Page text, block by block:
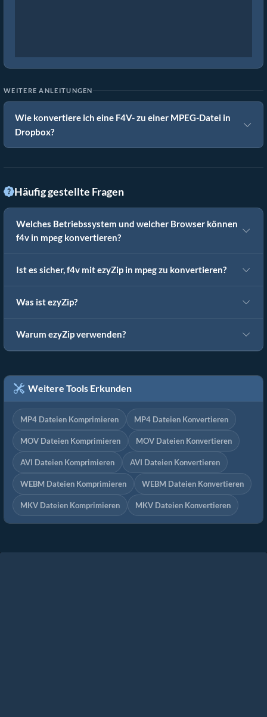
WEITERE ANLEITUNGEN
Wie konvertiere ich eine F4V- zu einer MPEG-Datei in
Dropbox?
Häufig gestellte Fragen
Welches Betriebssystem und welcher Browser können
f4v in mpeg konvertieren?
Ist es sicher, f4v mit ezyZip in mpeg zu konvertieren?
Was ist ezyZip?
Warum ezyZip verwenden?
Weitere Tools Erkunden
MP4 Dateien Komprimieren MP4 Dateien Konvertieren
MOV Dateien Komprimieren MOV Dateien Konvertieren
AVI Dateien Komprimieren AVI Dateien Konvertieren
WEBM Dateien Komprimieren WEBM Dateien Konvertieren
MKV Dateien Komprimieren MKV Dateien Konvertieren